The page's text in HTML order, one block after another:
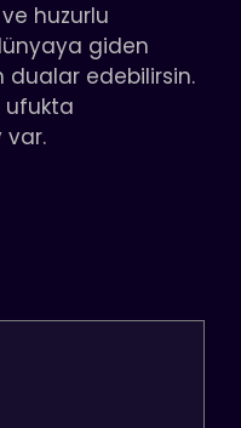
huzurlu
giden
edebilirsin.
ufukta
var.